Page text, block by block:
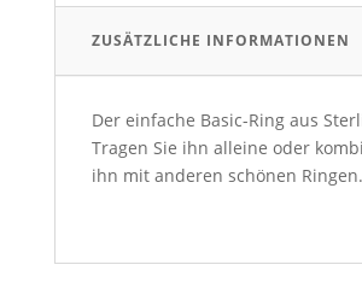
ZUSÄTZLICHE INFORMATIONEN
Der einfache Basic-Ring aus
Tragen Sie ihn alleine oder
ihn mit anderen schönen Ringen.